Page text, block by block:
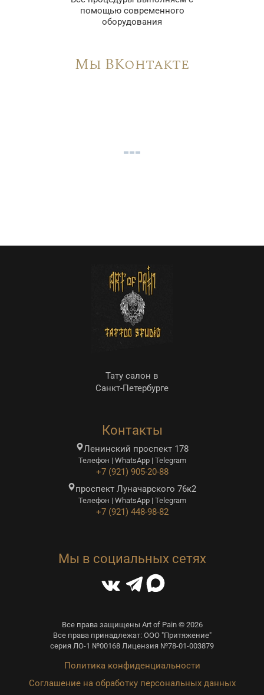
помощью современного
оборудования
Мы ВКонтакте
Тату салон в
Санкт-Петербурге
Контакты
Ленинский проспект 178
Телефон | WhatsApp | Telegram
+7 (921) 905-20-88
проспект Луначарского 76к2
Телефон | WhatsApp | Telegram
+7 (921) 448-98-82
Мы в социальных сетях
Все права защищены Art of Pain © 2026
Все права принадлежат: ООО "Притяжение"
серия ЛО-1 №00168 Лицензия №78-01-003879
Политика конфиденциальности
Соглашение на обработку персональных данных